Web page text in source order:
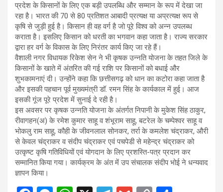
प्रदेश के किसानों के लिए एक बड़ी उपलब्धि और सम्मान के रूप में देखा जा
रहा है। भारत की 70 से 80 प्रतिशत आबादी प्रत्यक्ष या अप्रत्यक्ष रूप से
कृषि से जुड़ी हुई है। किसान ही वह वर्ग है जो पूरे विश्व को अन्न उपलब्ध
कराता है। इसलिए किसान को धरती का भगवान कहा जाता है। राज्य सरकार
द्वारा हर वर्ग के विकास के लिए निरंतर कार्य किए जा रहे हैं।
वैशाली नगर विधायक रिकेश सेन ने भी कृषक उन्नति योजना के तहत जिले के
किसानों के खाते में अंतरित की गई राशि पर किसानों को बधाई और
शुभकामनाएं दी। उन्होंने कहा कि छत्तीसगढ़ को धान का कटोरा कहा जाता है
और इसकी पहचान पूर्व मुख्यमंत्री डॉ. रमन सिंह के कार्यकाल में हुई। आज
इसकी गूंज पूरे प्रदेश में सुनाई दे रही है।
इस अवसर पर कृषक उन्नति योजना के अंतर्गत निपानी के मुकेश सिंह ठाकुर,
रीवागहन(अ) के रमेश कुमार साहू व शंभूराम साहू, बटरेल के चम्पेश्वर साहू व
भोकलु राम साहू, कौही के जीवनलाल सोनकर, तर्रा के कमलेश चंद्राकर, औरी
से केवल चंद्राकर व संदीप चंद्राकर एवं पचपेडी से महेन्द्र चंद्राकर को
उत्कृष्ट कृषि गतिविधियों एवं योगदान के लिए प्रशस्ति-पत्र प्रदान कर
सम्मानित किया गया। कार्यक्रम के अंत में उप संचालक संदीप भोई ने धन्यवाद
ज्ञापन किया।